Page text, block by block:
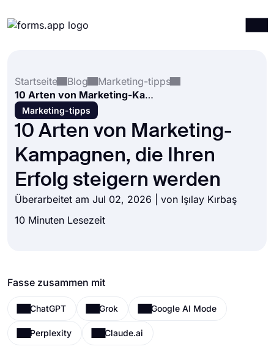
Integrationen
Vorlagen
Ressourcen
Preise
Startseite
Blog
Marketing-tipps
10 Arten von Marketing-Kampagnen, die Ihren Erfolg steigern werden
Marketing-tipps
10 Arten von Marketing-
Kampagnen, die Ihren
Erfolg steigern werden
Überarbeitet am Jul 02, 2026 | von Işılay Kırbaş
10 Minuten Lesezeit
Fasse zusammen mit
ChatGPT Grok Google AI Mode
Perplexity Claude.ai